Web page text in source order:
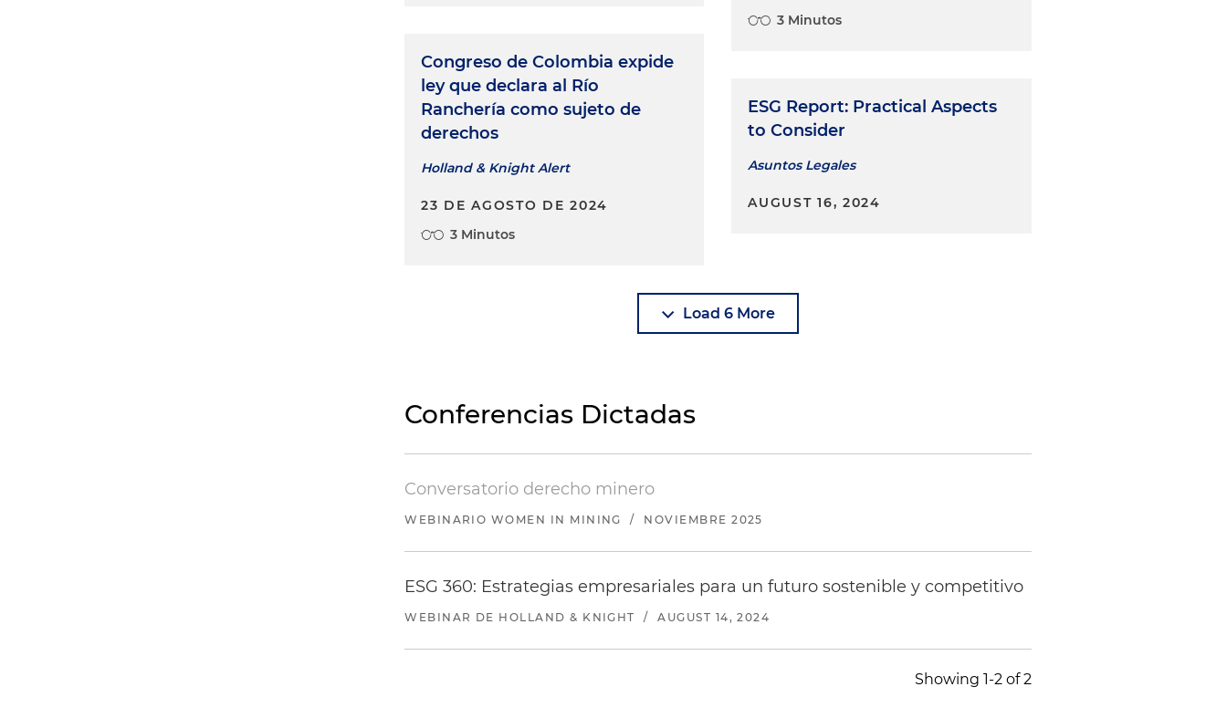
Congreso de Colombia expide
ley que declara al Río
Ranchería como sujeto de
derechos
Holland & Knight Alert
23 DE AGOSTO DE 2024
3 Minutos
3 Minutos
ESG Report: Practical Aspects
to Consider
Asuntos Legales
AUGUST 16, 2024
Load 6 More
Conferencias Dictadas
Conversatorio derecho minero
WEBINARIO WOMEN IN MINING / NOVIEMBRE 2025
ESG 360: Estrategias empresariales para un futuro sostenible y competitivo
WEBINAR DE HOLLAND & KNIGHT / AUGUST 14, 2024
Showing 1-2 of 2